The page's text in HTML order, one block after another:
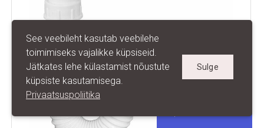
See veebileht kasutab veebilehe
toimimiseks vajalikke küpsiseid.
Jätkates lehe külastamist nõustute
küpsiste kasutamisega.
Privaatsuspoliitika
Sulge